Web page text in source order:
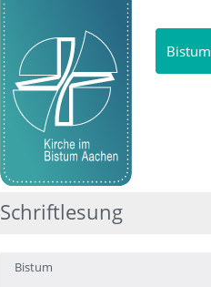
Bistum
Schriftlesung
Bistum